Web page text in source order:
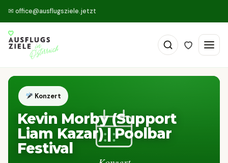
✉ office@ausflugsziele.jetzt
Konzert
Kevin Morby (Support
Liam Kazar) | Poolbar
Festival